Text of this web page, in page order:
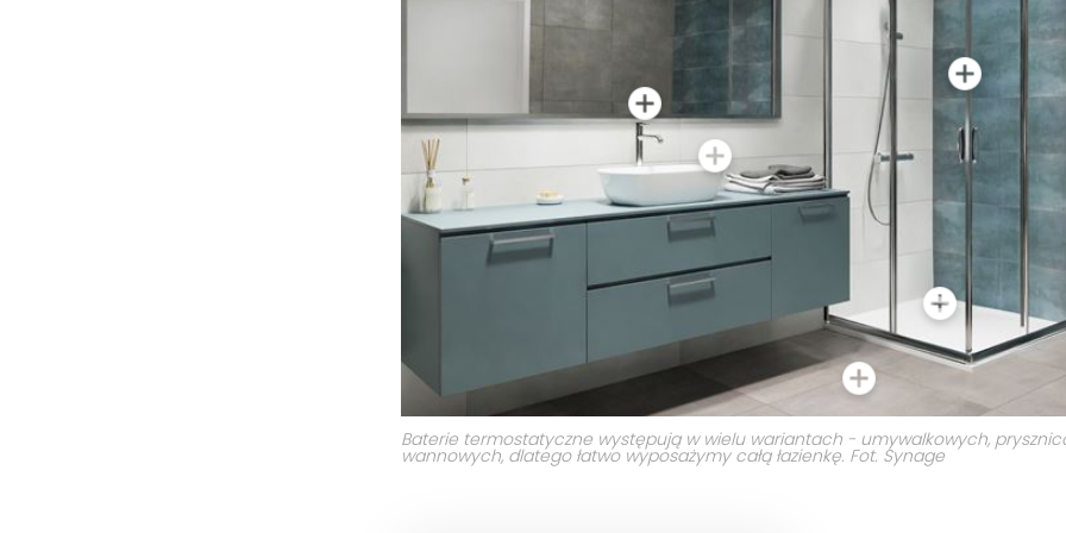
Baterie termostatyczne występują w wielu wariantach - umywalkowych,
wannowych, dlatego łatwo wyposażymy całą łazienkę. Fot. Synage